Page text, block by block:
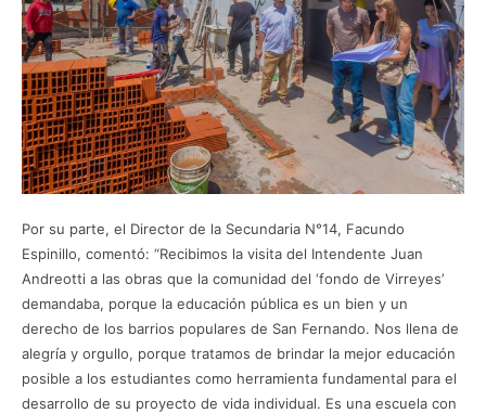
Por su parte, el Director de la Secundaria N°14, Facundo
Espinillo, comentó: “Recibimos la visita del Intendente Juan
Andreotti a las obras que la comunidad del ‘fondo de Virreyes’
demandaba, porque la educación pública es un bien y un
derecho de los barrios populares de San Fernando. Nos llena de
alegría y orgullo, porque tratamos de brindar la mejor educación
posible a los estudiantes como herramienta fundamental para el
desarrollo de su proyecto de vida individual. Es una escuela con